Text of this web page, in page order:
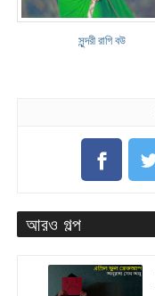
সুন্দরী রাগি বউ
আরও গল্প